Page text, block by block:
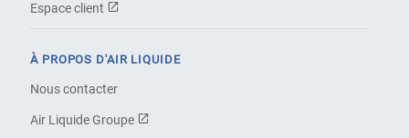
Espace client
À PROPOS D'AIR LIQUIDE
Nous contacter
Air Liquide Groupe